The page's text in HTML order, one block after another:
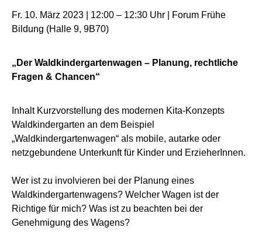
Fr. 10. März 2023 | 12:00 – 12:30 Uhr | Forum Frühe
Bildung (Halle 9, 9B70)
„Der Waldkindergartenwagen – Planung, rechtliche
Fragen & Chancen“
Inhalt Kurzvorstellung des modernen Kita-Konzepts
Waldkindergarten an dem Beispiel
„Waldkindergartenwagen“ als mobile, autarke oder
netzgebundene Unterkunft für Kinder und ErzieherInnen.
Wer ist zu involvieren bei der Planung eines
Waldkindergartenwagens? Welcher Wagen ist der
Richtige für mich? Was ist zu beachten bei der
Genehmigung des Wagens?